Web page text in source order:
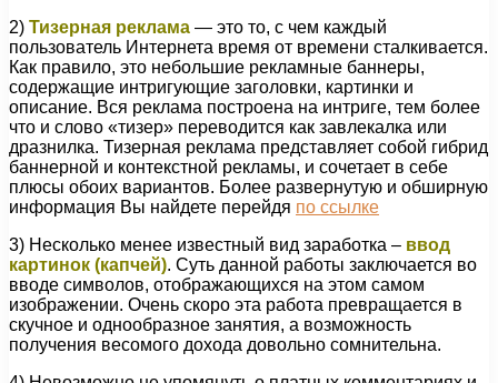
2) Тизерная реклама — это то, с чем каждый
пользователь Интернета время от времени сталкивается.
Как правило, это небольшие рекламные баннеры,
содержащие интригующие заголовки, картинки и
описание. Вся реклама построена на интриге, тем более
что и слово «тизер» переводится как завлекалка или
дразнилка. Тизерная реклама представляет собой гибрид
баннерной и контекстной рекламы, и сочетает в себе
плюсы обоих вариантов. Более развернутую и обширную
информация Вы найдете перейдя по ссылке
3) Несколько менее известный вид заработка – ввод
картинок (капчей). Суть данной работы заключается во
вводе символов, отображающихся на этом самом
изображении. Очень скоро эта работа превращается в
скучное и однообразное занятия, а возможность
получения весомого дохода довольно сомнительна.